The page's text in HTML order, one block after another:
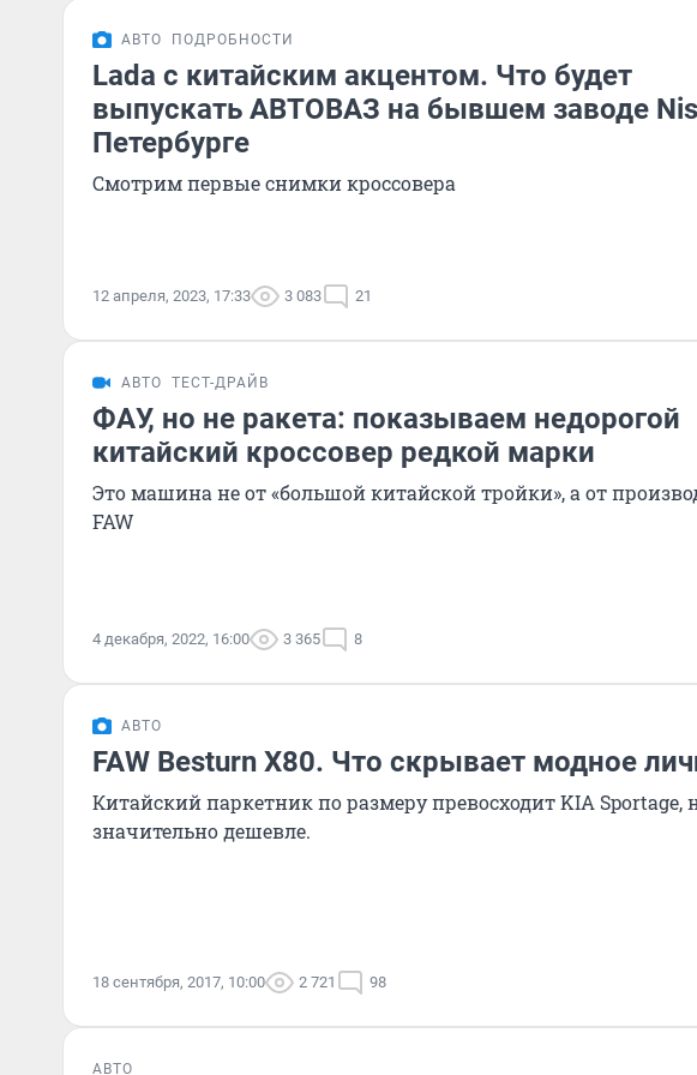
АВТО ПОДРОБНОСТИ
Lada с китайским акцентом. Что будет
выпускать АВТОВАЗ на бывшем заводе
Петербурге
Смотрим первые снимки кроссовера
12 апреля, 2023, 17:33 3 083 21
АВТО ТЕСТ-ДРАЙВ
ФАУ, но не ракета: показываем недорогой
китайский кроссовер редкой марки
Это машина не от «большой китайской тройки», а от
FAW
4 декабря, 2022, 16:00 3 365 8
АВТО
FAW Besturn X80. Что скрывает модное
Китайский паркетник по размеру превосходит KIA Sportage,
значительно дешевле.
18 сентября, 2017, 10:00 2 721 98
АВТО